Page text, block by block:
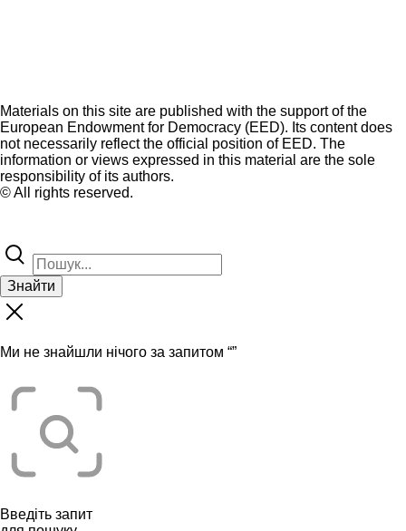
Materials on this site are published with the support of the
European Endowment for Democracy (EED). Its content does
not necessarily reflect the official position of EED. The
information or views expressed in this material are the sole
responsibility of its authors.
© All rights reserved.
Знайти
Ми не знайшли нічого за запитом “”
Введіть запит